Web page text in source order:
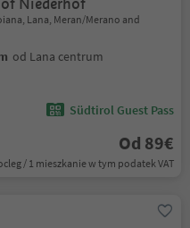
Niederhof
Lana, Meran/Merano and
od Lana centrum
Südtirol Guest Pass
Od 89€
/ 1 mieszkanie w tym podatek VAT